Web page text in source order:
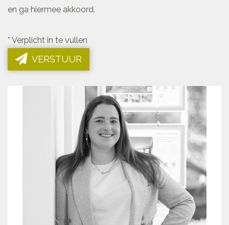
en ga hiermee akkoord.
* Verplicht in te vullen
VERSTUUR